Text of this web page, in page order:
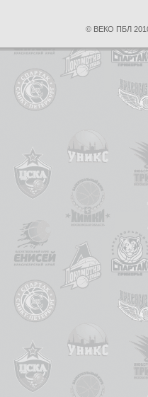
© ВЕКО ПБЛ